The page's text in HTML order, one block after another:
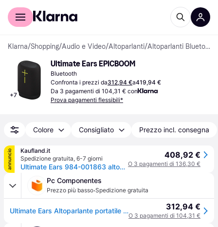
Per il tuo shopping
Klarna/Shopping/Audio e Video/Altoparlanti/ Altoparlanti Bluetooth
+7
Ultimate Ears EPICBOOM
Bluetooth
Confronta i prezzi da312,94 €a419,94 €
Da 3 pagamenti di 104,31 € con
Prova pagamenti flessibili*
Colore Consigliato Prezzo incl. consegna
annuncio
Kaufland.it
Spedizione gratuita, 6-7 giorni
Ultimate Ears 984-001863 altoparlante portatile/per feste Charcoal
408,92 €
O 3 pagamenti di 136,30 €
Pc Componentes
Prezzo più basso·Spedizione gratuita
Ultimate Ears Altoparlante portatile wireless Bluetooth/NFC 95dB IP67 17h Bianco 312,94 €
O 3 pagamenti di 104,31 €